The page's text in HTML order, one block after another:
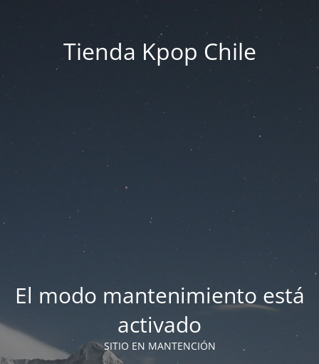
Tienda Kpop Chile
El modo mantenimiento está
activado
SITIO EN MANTENCIÓN